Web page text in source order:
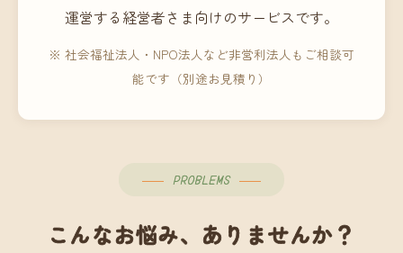
運営する経営者さま向けのサービスです。
※ 社会福祉法人・NPO法人など非営利法人もご相談可
能です（別途お見積り）
PROBLEMS
こんなお悩み、ありませんか？